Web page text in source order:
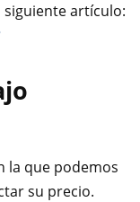
artículo:
la que podemos
su precio.